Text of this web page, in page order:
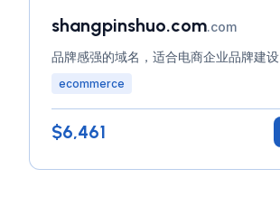
shangpinshuo.com.com
品牌感强的域名，适合电商企业品牌建设
ecommerce
$6,461